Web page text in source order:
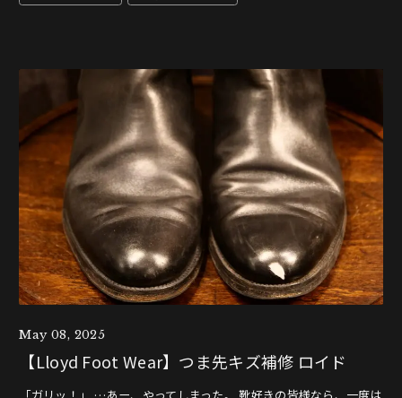
May 08, 2025
【Lloyd Foot Wear】つま先キズ補修 ロイド
「ガリッ！」 …あー、やってしまった。 靴好きの皆様なら、一度は